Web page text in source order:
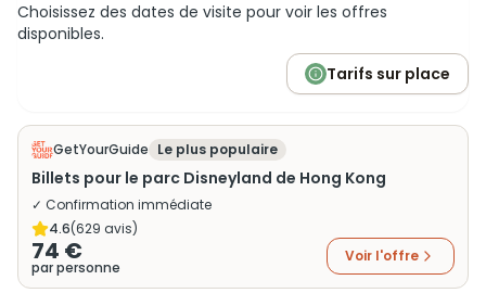
Choisissez des dates de visite pour voir les offres
disponibles.
Tarifs sur place
GetYourGuide Le plus populaire
Billets pour le parc Disneyland de Hong Kong
✓ Confirmation immédiate
4.6(629 avis)
74 €
par personne
Voir l'offre